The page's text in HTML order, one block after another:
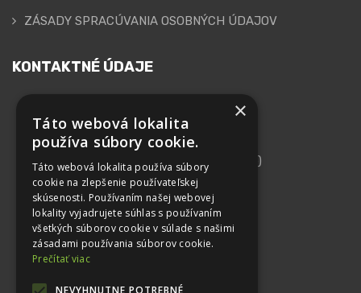
ZÁSADY SPRACÚVANIA OSOBNÝCH ÚDAJOV
KONTAKTNÉ ÚDAJE
Adresa
Kutlíkova 17 (Technopol, 10. Poschodie)
852 50 Bratislava
IČO: 44 102 879
DIČ: 2022615562
IČ DPH: SK2022615562
Telefón
×
Táto webová lokalita
používa súbory cookie.
Táto webová lokalita používa súbory
cookie na zlepšenie používateľskej
skúsenosti. Používaním našej webovej
lokality vyjadrujete súhlas s používaním
všetkých súborov cookie v súlade s našimi
zásadami používania súborov cookie.
Prečítať viac
NEVYHNUTNE POTREBNÉ